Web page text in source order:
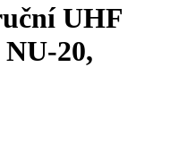
UHF
20,